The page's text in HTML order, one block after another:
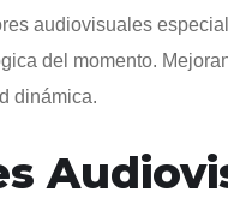
audiovisuales
del momento.
dinámica.